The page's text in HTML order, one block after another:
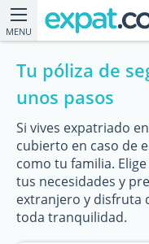
MENU
Tu póliza de
unos pasos
Si vives expatriado
cubierto en caso de
como tu familia.
tus necesidades y
extranjero y disfruta
toda tranquilidad.